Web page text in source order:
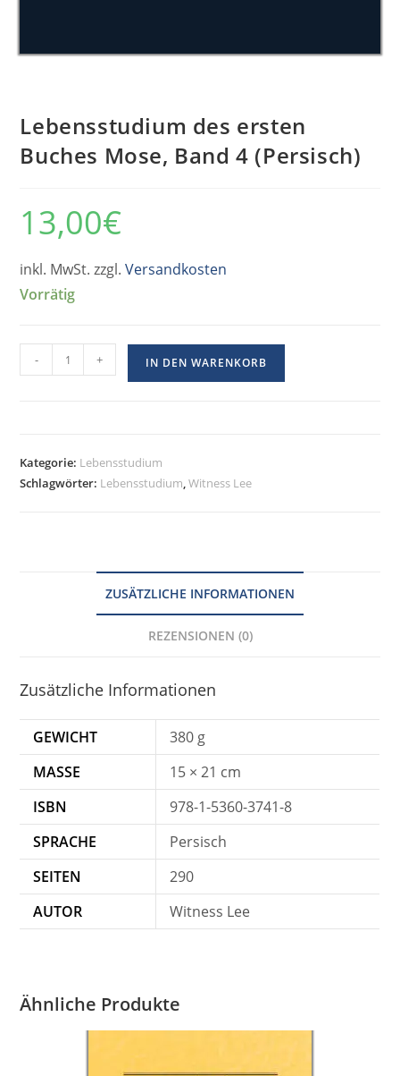
Lebensstudium des ersten
Buches Mose, Band 4 (Persisch)
13,00€
inkl. MwSt. zzgl.Versandkosten
Vorrätig
- + IN DEN WARENKORB
Kategorie: Lebensstudium
Schlagwörter: Lebensstudium,Witness Lee
ZUSÄTZLICHE INFORMATIONEN
REZENSIONEN (0)
Zusätzliche Informationen
GEWICHT
380 g
MASSE
15 × 21 cm
ISBN
978-1-5360-3741-8
SPRACHE
Persisch
SEITEN
290
AUTOR
Witness Lee
Ähnliche Produkte